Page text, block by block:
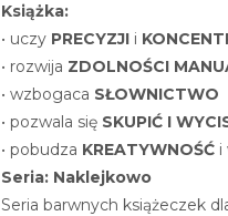
Książka:
• uczy PRECYZJIi
• rozwija ZDOLNOŚCI
• wzbogaca SŁOWNICTWO
• pozwala się SKUPIĆ I
• pobudza KREATYWNOŚĆi
Seria: Naklejkowo
Seria barwnych książeczek